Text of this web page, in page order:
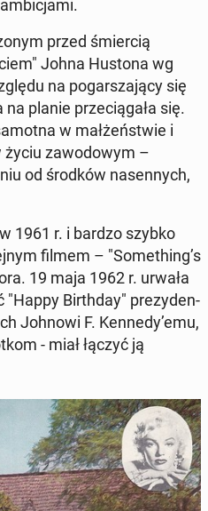
przed śmier­cią
Johna Hustona wg
na pog­a­rsza­ją­cy się
planie prze­cią­gała się.
w małżeńst­wie i
za­wodowym –
od środków nasen­nych,
1961 r. i bardzo szybko
filmem – "Some­thing’s
19 maja 1962 r. urwała
"Happy Birth­day" prezy­den­
Johnowi F. Kennedy’emu,
- miał łączyć ją